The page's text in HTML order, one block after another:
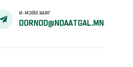
И-МЭЙЛ ХАЯГ
DORNOD@NDAATGAL.MN